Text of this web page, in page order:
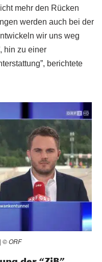
mehr den Rücken
werden auch bei der
wir uns weg
hin zu einer
berichtete
© ORF